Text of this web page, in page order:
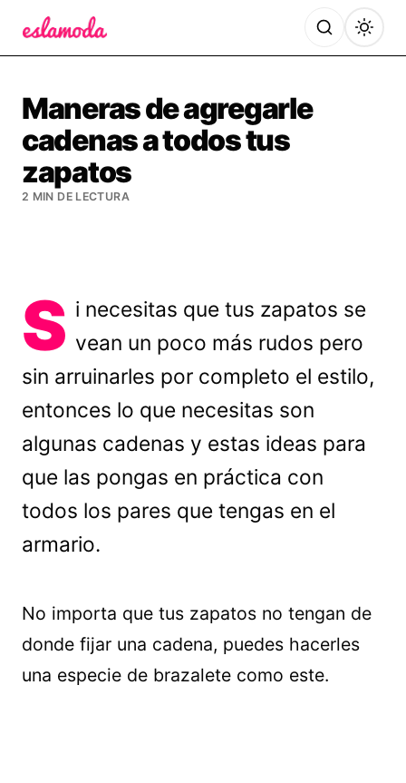
Maneras de agregarle
cadenas a todos tus
zapatos
2 MIN DE LECTURA
S i necesitas que tus zapatos se
vean un poco más rudos pero
sin arruinarles por completo el estilo,
entonces lo que necesitas son
algunas cadenas y estas ideas para
que las pongas en práctica con
todos los pares que tengas en el
armario.
No importa que tus zapatos no tengan de
donde fijar una cadena, puedes hacerles
una especie de brazalete como este.